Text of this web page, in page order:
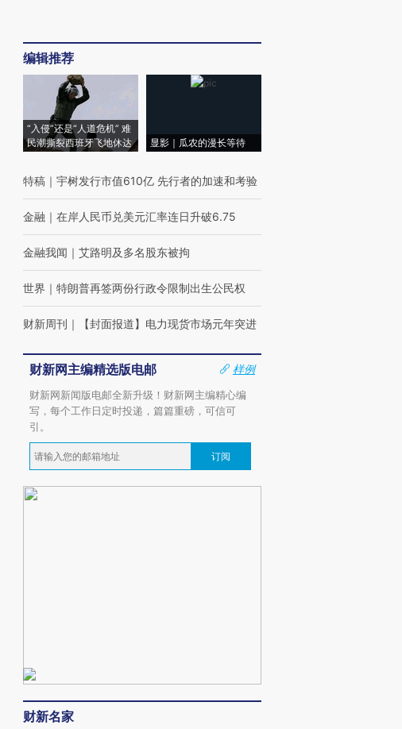
编辑推荐
“入侵”还是“人道危机” 难
民潮撕裂西班牙飞地休达
显影｜瓜农的漫长等待
特稿 ｜ 宇树发行市值610亿 先行者的加速和考验
金融 ｜ 在岸人民币兑美元汇率连日升破6.75
金融我闻 ｜ 艾路明及多名股东被拘
世界 ｜ 特朗普再签两份行政令限制出生公民权
财新周刊 ｜ 【封面报道】电力现货市场元年突进
财新网主编精选版电邮
样例
财新网新闻版电邮全新升级！财新网主编精心编
写，每个工作日定时投递，篇篇重磅，可信可
引。
订阅
财新名家